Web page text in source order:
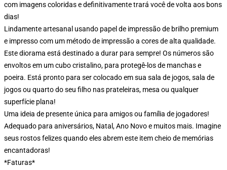
com imagens coloridas e definitivamente trará você de volta aos bons
dias!
Lindamente artesanal usando papel de impressão de brilho premium
e impresso com um método de impressão a cores de alta qualidade.
Este diorama está destinado a durar para sempre! Os números são
envoltos em um cubo cristalino, para protegê-los de manchas e
poeira. Está pronto para ser colocado em sua sala de jogos, sala de
jogos ou quarto do seu filho nas prateleiras, mesa ou qualquer
superfície plana!
Uma ideia de presente única para amigos ou família de jogadores!
Adequado para aniversários, Natal, Ano Novo e muitos mais. Imagine
seus rostos felizes quando eles abrem este item cheio de memórias
encantadoras!
*Faturas*